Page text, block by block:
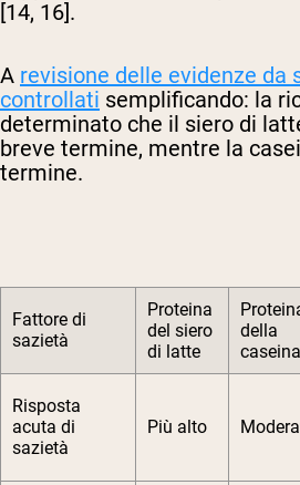
[14, 16].
A revisione delle evidenze da
controllati semplificando: la
determinato che il siero di
breve termine, mentre la
termine.
Fattore di
sazietà
Proteina
del siero
di latte
della
caseina
Risposta
acuta di
sazietà
Più alto